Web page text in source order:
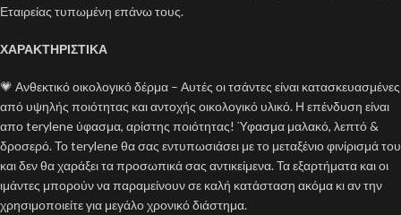
Εταιρείας τυπωμένη επάνω τους.
ΧΑΡΑΚΤΗΡΙΣΤΙΚΑ
💗 Ανθεκτικό οικολογικό δέρμα – Αυτές οι τσάντες είναι κατασκευασμένες
από υψηλής ποιότητας και αντοχής οικολογικό υλικό. Η επένδυση είναι
απο terylene ύφασμα, αρίστης ποιότητας! Ύφασμα μαλακό, λεπτό &
δροσερό. Το terylene θα σας εντυπωσιάσει με το μεταξένιο φινίρισμά του
και δεν θα χαράξει τα προσωπικά σας αντικείμενα. Τα εξαρτήματα και οι
ιμάντες μπορούν να παραμείνουν σε καλή κατάσταση ακόμα κι αν την
χρησιμοποιείτε για μεγάλο χρονικό διάστημα.